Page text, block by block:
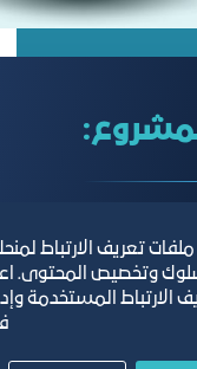
تعريف الارتباط
وتخصيص المحتوى.
المستخدمة